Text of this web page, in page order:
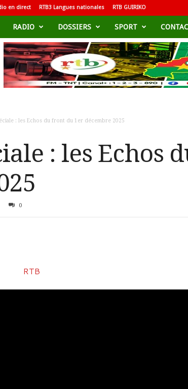
en direct RTB3 Langues nationales RTB GUIRIKO
RADIO DOSSIERS SPORT
: les Echos du front du 1er décembre 2025
: les Echos
0